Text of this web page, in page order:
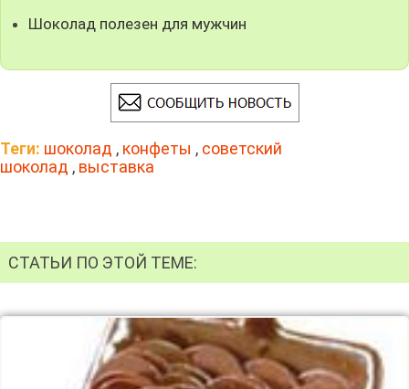
Шоколад полезен для мужчин
Теги: шоколад , конфеты , советский
шоколад , выставка
СТАТЬИ ПО ЭТОЙ ТЕМЕ: